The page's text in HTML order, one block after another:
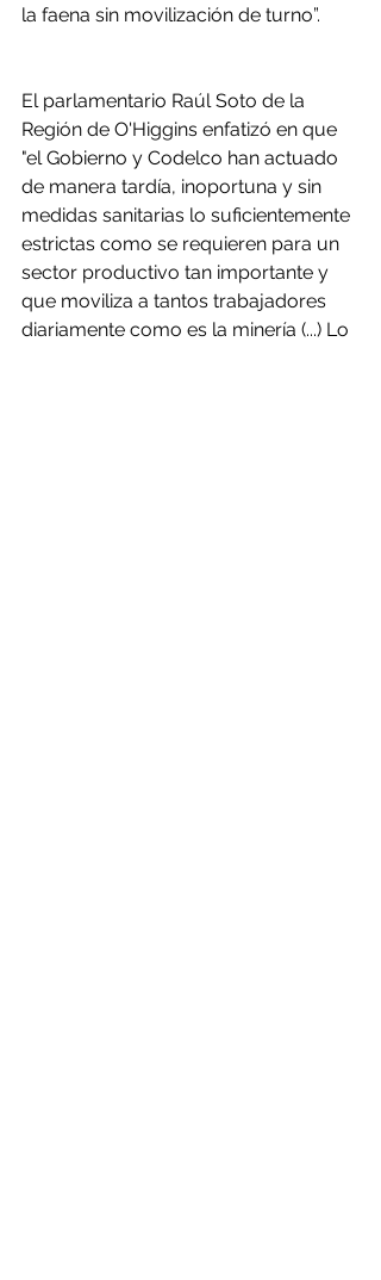
la faena sin movilización de turno”.
El parlamentario Raúl Soto de la
Región de O'Higgins enfatizó en que
"el Gobierno y Codelco han actuado
de manera tardía, inoportuna y sin
medidas sanitarias lo suficientemente
estrictas como se requieren para un
sector productivo tan importante y
que moviliza a tantos trabajadores
diariamente como es la minería (...) Lo